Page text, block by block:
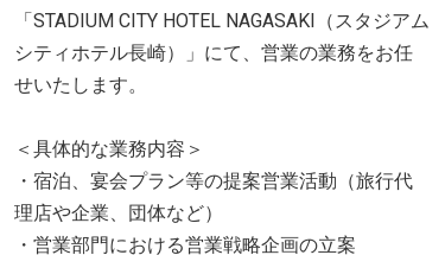
「STADIUM CITY HOTEL NAGASAKI（スタジアム
シティホテル長崎）」にて、営業の業務をお任
せいたします。
＜具体的な業務内容＞
・宿泊、宴会プラン等の提案営業活動（旅行代
理店や企業、団体など）
・営業部門における営業戦略企画の立案